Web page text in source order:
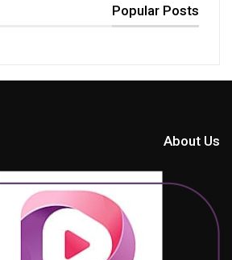
Popular Posts
About Us